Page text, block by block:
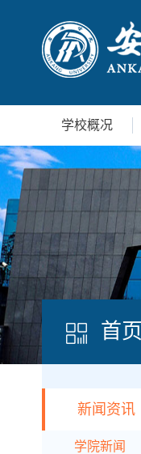
学校概况
首页
新闻资讯
学院新闻